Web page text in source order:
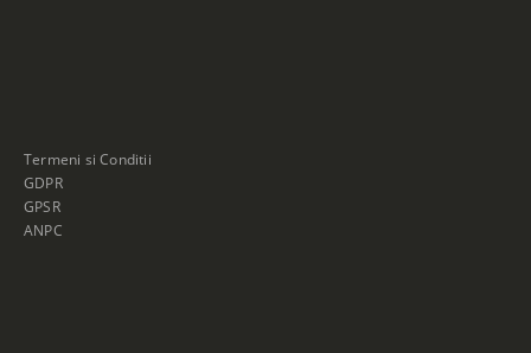
Termeni si Conditii
GDPR
GPSR
ANPC